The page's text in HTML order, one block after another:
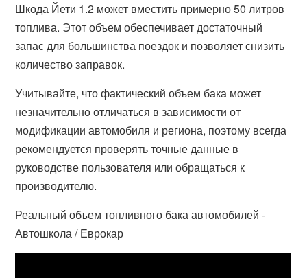
Шкода Йети 1.2 может вместить примерно 50 литров
топлива. Этот объем обеспечивает достаточный
запас для большинства поездок и позволяет снизить
количество заправок.
Учитывайте, что фактический объем бака может
незначительно отличаться в зависимости от
модификации автомобиля и региона, поэтому всегда
рекомендуется проверять точные данные в
руководстве пользователя или обращаться к
производителю.
Реальный объем топливного бака автомобилей -
Автошкола / Еврокар